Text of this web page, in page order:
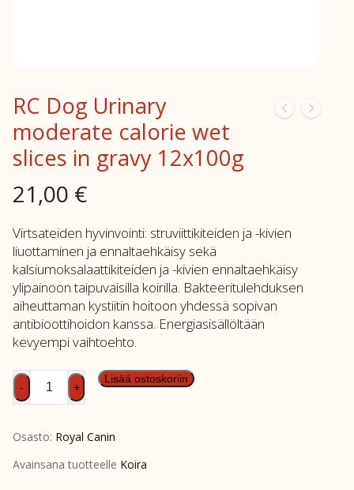
RC Dog Urinary
moderate calorie wet
slices in gravy 12x100g
21,00 €
Virtsateiden hyvinvointi: struviittikiteiden ja -kivien
liuottaminen ja ennaltaehkäisy sekä
kalsiumoksalaattikiteiden ja -kivien ennaltaehkäisy
ylipainoon taipuvaisilla koirilla. Bakteeritulehduksen
aiheuttaman kystiitin hoitoon yhdessä sopivan
antibioottihoidon kanssa. Energiasisällöltään
kevyempi vaihtoehto.
RC
Dog
moderate
calorie
- +
Lisää ostoskoriin
Osasto: Royal Canin
Avainsana tuotteelle Koira